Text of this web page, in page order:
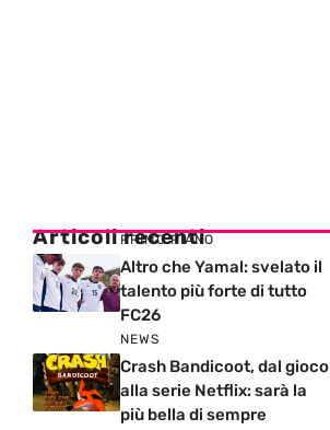
Articoli recenti
PRIMO PIANO
Altro che Yamal: svelato il
talento più forte di tutto
FC26
NEWS
Crash Bandicoot, dal gioco
alla serie Netflix: sarà la
più bella di sempre